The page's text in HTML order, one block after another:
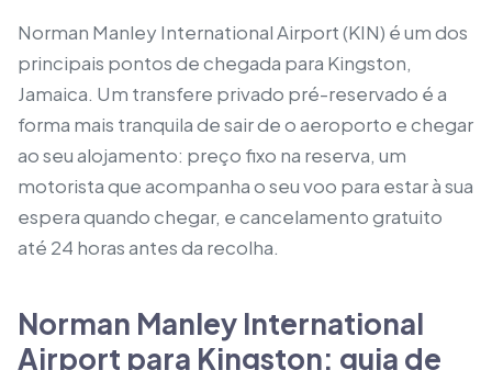
Norman Manley International Airport (KIN) é um dos
principais pontos de chegada para Kingston,
Jamaica. Um transfere privado pré-reservado é a
forma mais tranquila de sair de o aeroporto e chegar
ao seu alojamento: preço fixo na reserva, um
motorista que acompanha o seu voo para estar à sua
espera quando chegar, e cancelamento gratuito
até 24 horas antes da recolha.
Norman Manley International
Airport para Kingston: guia de